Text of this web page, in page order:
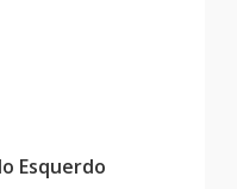
Esquerdo